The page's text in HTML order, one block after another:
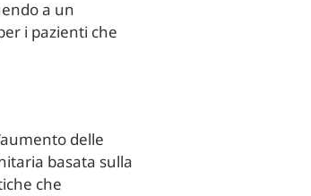
a un
i pazienti che
delle
basata sulla
che